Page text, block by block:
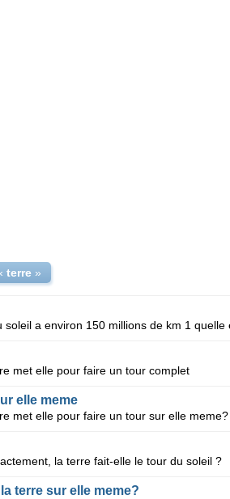
terre»
met elle pour faire un tour complet
elle meme
met elle pour faire un tour sur elle meme?
la terre fait-elle le tour du soleil ?
terre sur elle meme?